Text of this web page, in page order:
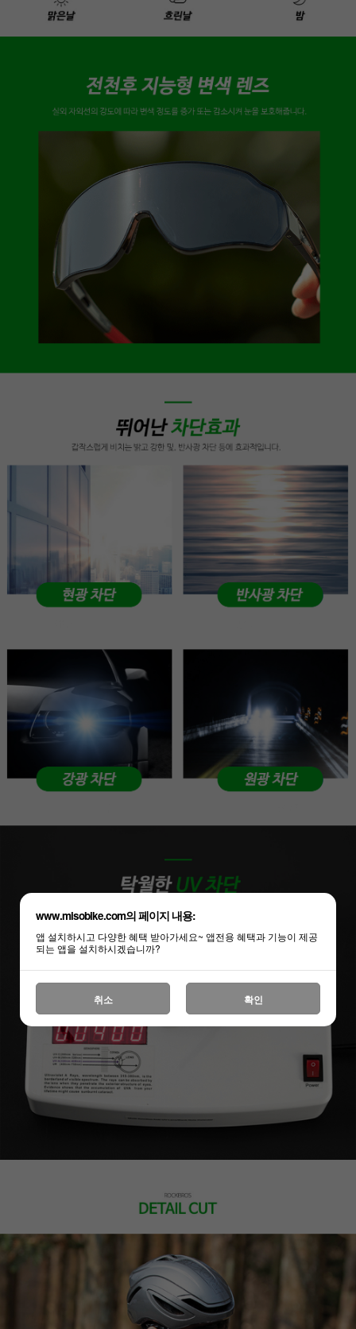
www.misobike.com의 페이지 내용:
앱 설치하시고 다양한 혜택 받아가세요~ 앱전용 혜택과 기능이 제공
되는 앱을 설치하시겠습니까?
취소 확인